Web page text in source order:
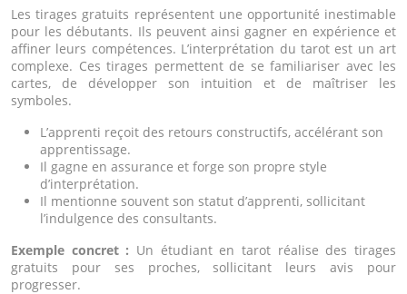
Les tirages gratuits représentent une opportunité inestimable
pour les débutants. Ils peuvent ainsi gagner en expérience et
affiner leurs compétences. L’interprétation du tarot est un art
complexe. Ces tirages permettent de se familiariser avec les
cartes, de développer son intuition et de maîtriser les
symboles.
L’apprenti reçoit des retours constructifs, accélérant son
apprentissage.
Il gagne en assurance et forge son propre style
d’interprétation.
Il mentionne souvent son statut d’apprenti, sollicitant
l’indulgence des consultants.
Exemple concret : Un étudiant en tarot réalise des tirages
gratuits pour ses proches, sollicitant leurs avis pour
progresser.